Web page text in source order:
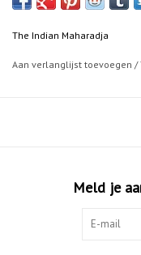
The Indian Maharadja
Aan verlanglijst toevoegen /
Meld je